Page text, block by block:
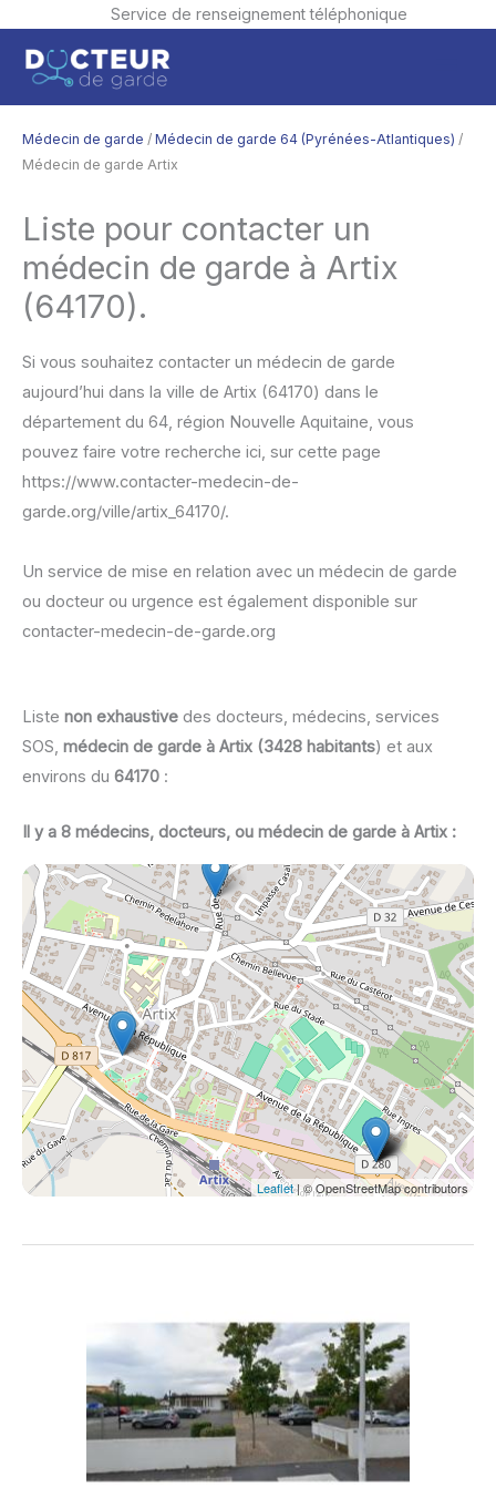
Service de renseignement téléphonique
contenu
Médecin de garde / Médecin de garde 64 (Pyrénées-Atlantiques) /
Médecin de garde Artix
Liste pour contacter un
médecin de garde à Artix
(64170).
Si vous souhaitez contacter un médecin de garde
aujourd’hui dans la ville de Artix (64170) dans le
département du 64, région Nouvelle Aquitaine, vous
pouvez faire votre recherche ici, sur cette page
https://www.contacter-medecin-de-
garde.org/ville/artix_64170/.
Un service de mise en relation avec un médecin de garde
ou docteur ou urgence est également disponible sur
contacter-medecin-de-garde.org
Liste non exhaustive des docteurs, médecins, services
SOS, médecin de garde à Artix (3428 habitants) et aux
environs du 64170 :
Il y a 8 médecins, docteurs, ou médecin de garde à Artix :
Leaflet| © OpenStreetMap contributors